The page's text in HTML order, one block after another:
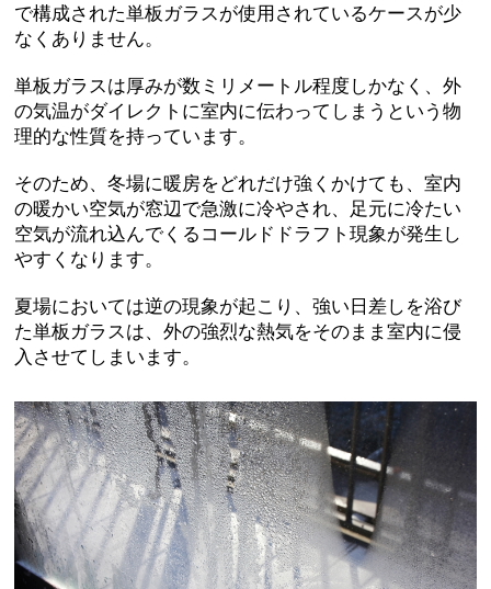
で構成された単板ガラスが使用されているケースが少
なくありません。
単板ガラスは厚みが数ミリメートル程度しかなく、外
の気温がダイレクトに室内に伝わってしまう という物
理的な性質を持っています。
そのため、冬場に暖房をどれだけ強くかけても、室内
の暖かい空気が窓辺で急激に冷やされ、足元に冷たい
空気が流れ込んでくるコールドドラフト現象が発生し
やすくなります。
夏場においては逆の現象が起こり、強い日差しを浴び
た単板ガラスは、外の強烈な熱気をそのまま室内に侵
入 させてしまいます。